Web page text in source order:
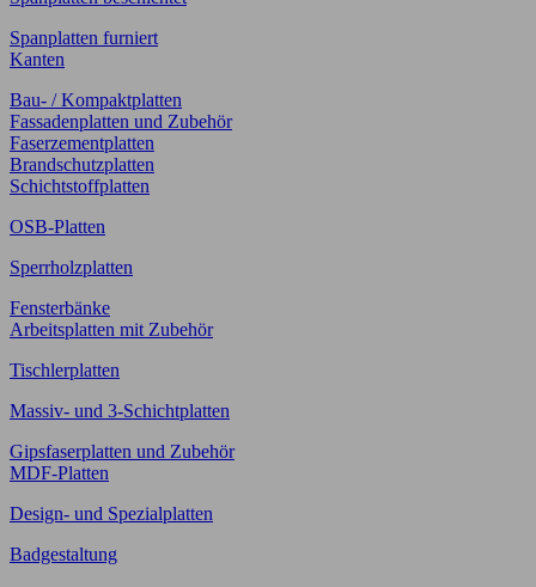
Spanplatten furniert
Kanten
Bau- / Kompaktplatten
Fassadenplatten und Zubehör
Faserzementplatten
Brandschutzplatten
Schichtstoffplatten
OSB-Platten
Sperrholzplatten
Fensterbänke
Arbeitsplatten mit Zubehör
Tischlerplatten
Massiv- und 3-Schichtplatten
Gipsfaserplatten und Zubehör
MDF-Platten
Design- und Spezialplatten
Badgestaltung